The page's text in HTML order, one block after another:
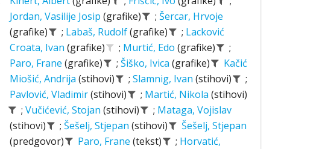
Jordan, Vasilije Josip (grafike) ; Šercar, Hrvoje
(grafike)
; Labaš, Rudolf(grafike) ; Lacković
Croata, Ivan (grafike) ; Murtić, Edo (grafike)
;
Paro, Frane (grafike) ; Šiško, Ivica (grafike)
Kačić
Miošić, Andrija (stihovi) ; Slamnig, Ivan (stihovi)
;
Pavlović, Vladimir(stihovi) ; Martić, Nikola (stihovi)
; Vučićević, Stojan (stihovi) ; Mataga, Vojislav
(stihovi)
; Šešelj, Stjepan (stihovi)
Šešelj, Stjepan
(predgovor)
Paro, Frane (tekst) ; Horvatić,